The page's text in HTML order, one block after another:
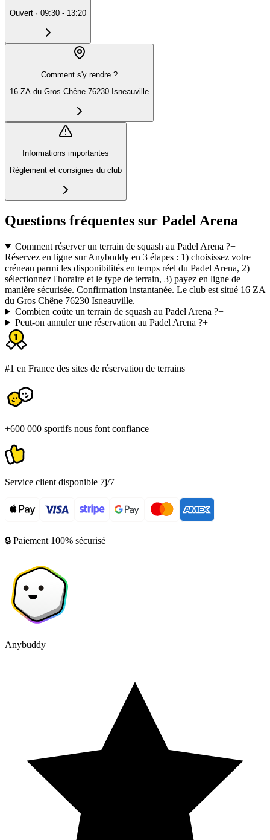
Ouvert · 09:30 - 13:20
Comment s'y rendre ?
16 ZA du Gros Chêne 76230 Isneauville
Informations importantes
Règlement et consignes du club
Questions fréquentes sur Padel Arena
Comment réserver un terrain de squash au Padel Arena ?+
Réservez en ligne sur Anybuddy en 3 étapes : 1) choisissez votre
créneau parmi les disponibilités en temps réel du Padel Arena, 2)
sélectionnez l'horaire et le type de terrain, 3) payez en ligne de
manière sécurisée. Confirmation instantanée. Le club est situé 16 ZA
du Gros Chêne 76230 Isneauville.
Combien coûte un terrain de squash au Padel Arena ?+
Peut-on annuler une réservation au Padel Arena ?+
#1 en France des sites de réservation de terrains
+600 000 sportifs nous font confiance
Service client disponible 7j/7
🔒 Paiement 100% sécurisé
Anybuddy